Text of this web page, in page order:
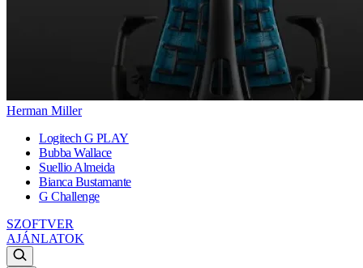
Herman Miller
Logitech G PLAY
Bubba Wallace
Suellio Almeida
Bianca Bustamante
G Challenge
SZOFTVER
AJÁNLATOK